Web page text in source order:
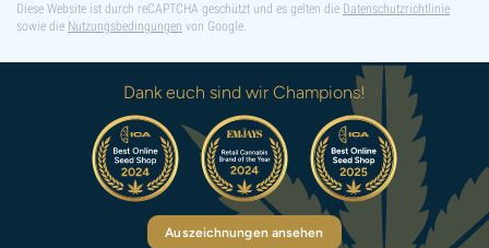
Diese Website ist durch reCAPTCHA geschützt und es gelten die Datenschutzrichtlinie
sowie die Nutzungsbedingungen von Google.
Dank euch sind wir Champions!
Auszeichnungen ansehen